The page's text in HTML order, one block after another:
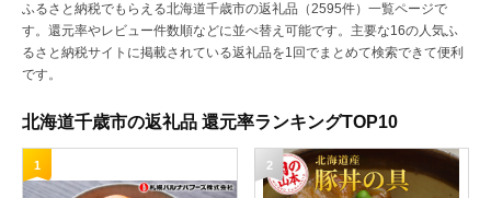
ふるさと納税でもらえる北海道千歳市の返礼品（2595件）一覧ページで
す。還元率やレビュー件数順などに並べ替え可能です。主要な16の人気ふ
るさと納税サイトに掲載されている返礼品を1回でまとめて検索できて便利
です。
北海道千歳市の返礼品 還元率ランキングTOP10
1 2